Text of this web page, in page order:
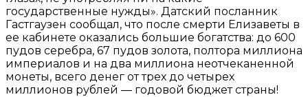
государственные нужды». Датский посланник
Гастгаузен сообщал, что после смерти Елизаветы в
ее кабинете оказались большие богатства: до 600
пудов серебра, 67 пудов золота, полтора миллиона
империалов и на два миллиона неотчеканенной
монеты, всего денег от трех до четырех
миллионов рублей — годовой бюджет страны!